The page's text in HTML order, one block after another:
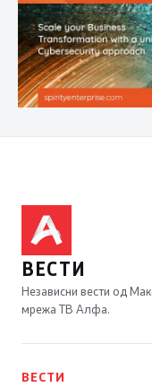
ВЕСТИ
Независни вести од
мрежа ТВ Алфа.
ВЕСТИ